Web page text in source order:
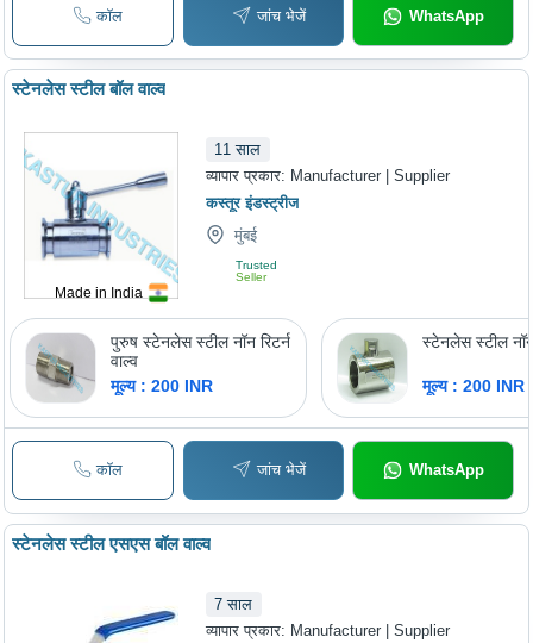
कॉल जांच भेजें WhatsApp
Made in India
स्टेनलेस स्टील बॉल वाल्व
11 साल
व्यापार प्रकार: Manufacturer | Supplier
कस्तूर इंडस्ट्रीज
मुंबई
Trusted
Seller
पुरुष स्टेनलेस स्टील नॉन रिटर्न
वाल्व
मूल्य : 200 INR
स्टेनलेस स्टील नॉन
मूल्य : 200 INR
कॉल जांच भेजें WhatsApp
स्टेनलेस स्टील एसएस बॉल वाल्व
7 साल
व्यापार प्रकार: Manufacturer | Supplier